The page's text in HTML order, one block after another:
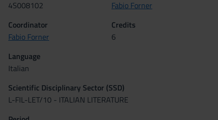
4S008102
Fabio Forner
Coordinator
Fabio Forner
Credits
6
Language
Italian
Scientific Disciplinary Sector (SSD)
L-FIL-LET/10 - ITALIAN LITERATURE